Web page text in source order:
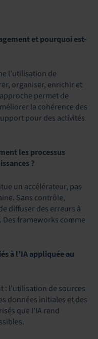
et pourquoi est-
l’utilisation de
organiser, enrichir et
permet de
la cohérence des
pour des activités
les processus
?
un accélérateur, pas
Sans contrôle,
diffuser des erreurs à
frameworks comme
à l’IA appliquée au
: l’utilisation de sources
données initiales et des
que l’IA rend